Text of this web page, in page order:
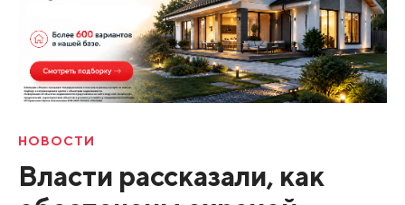
НОВОСТИ
Власти рассказали, как